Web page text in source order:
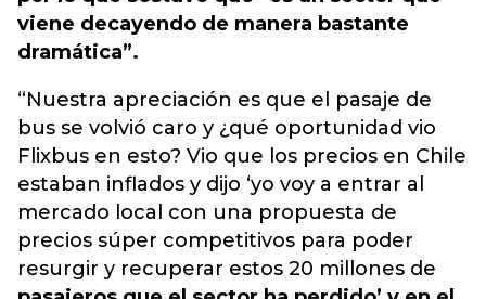
viene decayendo de manera bastante
dramática”.
“Nuestra apreciación es que el pasaje de
bus se volvió caro y ¿qué oportunidad vio
Flixbus en esto? Vio que los precios en Chile
estaban inflados y dijo ‘yo voy a entrar al
mercado local con una propuesta de
precios súper competitivos para poder
resurgir y recuperar estos 20 millones de